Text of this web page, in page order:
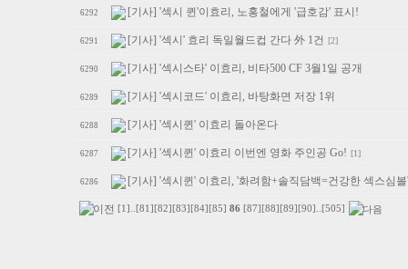
6292 [기사] '섹시 퀸'이효리, 노홍철에게 '급호감' 표시!
6291 [기사] '섹시' 효리 독일월드컵 간다 外 1건 [2]
6290 [기사] '섹시스타' 이효리, 비타500 CF 3월1일 공개
6289 [기사] '섹시코드' 이효리, 바탕화면 저장 1위
6288 [기사] '섹시퀸' 이효리 돌아온다
6287 [기사] '섹시퀸' 이효리 이번엔 영화 주인공 Go! [1]
6286 [기사] '섹시퀸' 이효리, '화려함+솔직담백=건강한 섹스심
[1] [81] [82] [83] [84] [85] 86 [87] [88] [89] [90] [505]